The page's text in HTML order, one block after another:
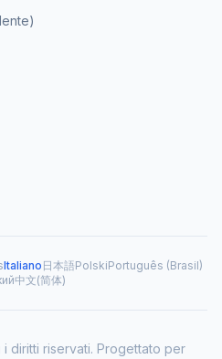
Italiano 日本語PolskiPortuguês (Brasil)
中文(简体)
diritti riservati. Progettato per